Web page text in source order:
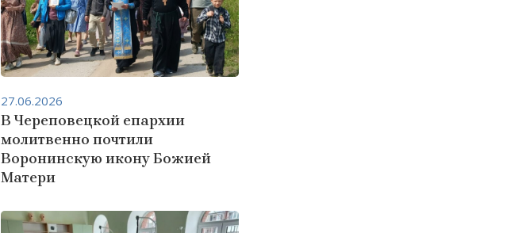
В Череповецкой епархии
молитвенно почтили
Воронинскую икону Божией
Матери
27.06.2026